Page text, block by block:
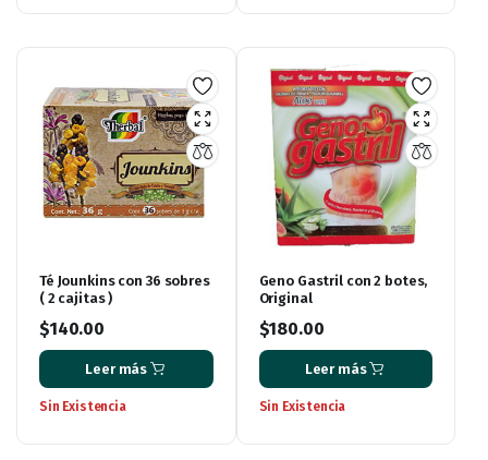
Té Jounkins con 36 sobres
( 2 cajitas )
$140.00
Leer más
Sin Existencia
Geno Gastril con 2 botes,
Original
$180.00
Leer más
Sin Existencia